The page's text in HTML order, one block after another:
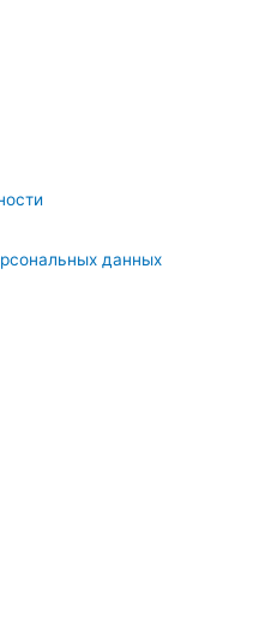
данных